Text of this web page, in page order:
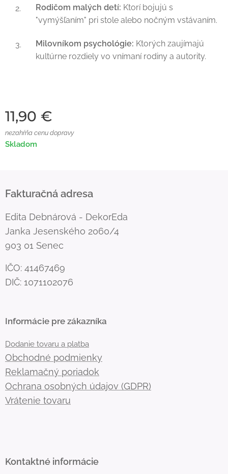
Rodičom malých detí: Ktorí bojujú s
"vymýšľaním" pri stole alebo nočným vstávaním.
Milovníkom psychológie: Ktorých zaujímajú
kultúrne rozdiely vo vnímaní rodiny a autority.
11,90 €
nezahŕňa cenu dopravy
Skladom
Fakturačná adresa
Edita Debnárová - DekorEda
Janka Jesenského 2060/4
903 01 Senec
IČO: 41467469
DIČ: 1071102076
Informácie pre zákazníka
Dodanie tovaru a platba
Obchodné podmienky
Reklamačný poriadok
Ochrana osobných údajov (GDPR)
Vrátenie tovaru
Kontaktné informácie